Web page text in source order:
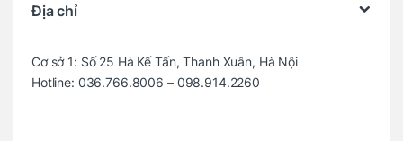
Địa chỉ
Cơ sở 1: Số 25 Hà Kế Tấn, Thanh Xuân, Hà Nội
Hotline: 036.766.8006 – 098.914.2260